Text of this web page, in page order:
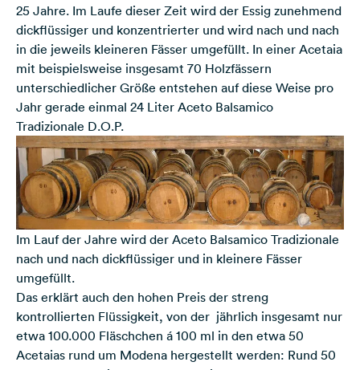
25 Jahre. Im Laufe dieser Zeit wird der Essig zunehmend
dickflüssiger und konzentrierter und wird nach und nach
in die jeweils kleineren Fässer umgefüllt. In einer Acetaia
mit beispielsweise insgesamt 70 Holzfässern
unterschiedlicher Größe entstehen auf diese Weise pro
Jahr gerade einmal 24 Liter Aceto Balsamico
Tradizionale D.O.P.
Im Lauf der Jahre wird der Aceto Balsamico Tradizionale
nach und nach dickflüssiger und in kleinere Fässer
umgefüllt.
Das erklärt auch den hohen Preis der streng
kontrollierten Flüssigkeit, von der jährlich insgesamt nur
etwa 100.000 Fläschchen á 100 ml in den etwa 50
Acetaias rund um Modena hergestellt werden: Rund 50